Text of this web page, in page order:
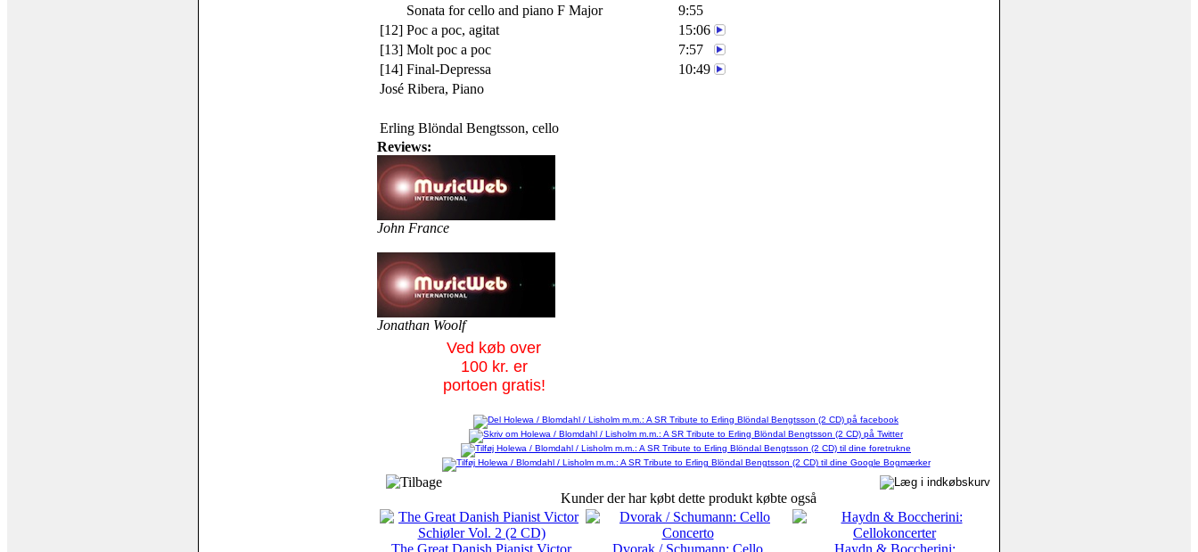
Sonata for cello and piano F Major
9:55
[12] Poc a poc, agitat
15:06
[13] Molt poc a poc
7:57
[14] Final-Depressa
10:49
José Ribera, Piano
Erling Blöndal Bengtsson, cello
Reviews:
John France
Jonathan Woolf
Ved køb over
100 kr. er
portoen gratis!
Kunder der har købt dette produkt købte også
The Great Danish Pianist Victor Dvorak / Schumann: Cello Haydn & Boccherini: